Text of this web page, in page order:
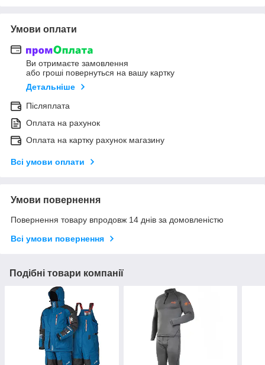
Умови оплати
Ви отримаєте замовлення
або гроші повернуться на вашу картку
Детальніше
Післяплата
Оплата на рахунок
Оплата на картку рахунок магазину
Всі умови оплати
Умови повернення
Повернення товару впродовж 14 днів за домовленістю
Всі умови повернення
Подібні товари компанії